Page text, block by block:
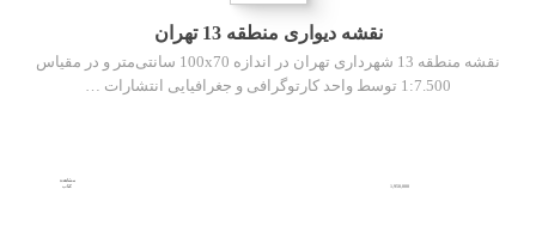
نقشه دیواری منطقه 13 تهران
نقشه منطقه 13 شهرداری تهران در اندازه 100x70 سانتی‌متر و در مقیاس
1:7.500 توسط واحد کارتوگرافی و جغرافیایی انتشارات …
1,950,000
مشاهده
کتاب